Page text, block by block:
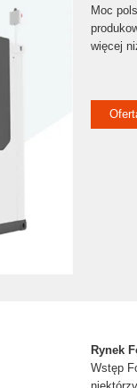
Moc
więcej
Rynek
Wstęp